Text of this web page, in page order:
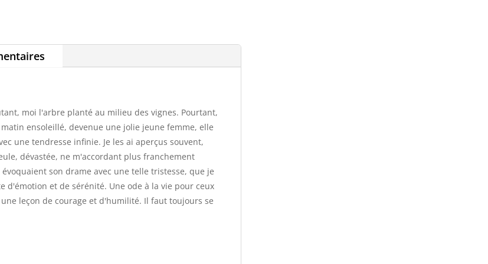
moi l'arbre planté au milieu des vignes. Pourtant,
ensoleillé, devenue une jolie jeune femme, elle
une tendresse infinie. Je les ai aperçus souvent,
dévastée, ne m'accordant plus franchement
son drame avec une telle tristesse, que je
d'émotion et de sérénité. Une ode à la vie pour ceux
leçon de courage et d'humilité. Il faut toujours se